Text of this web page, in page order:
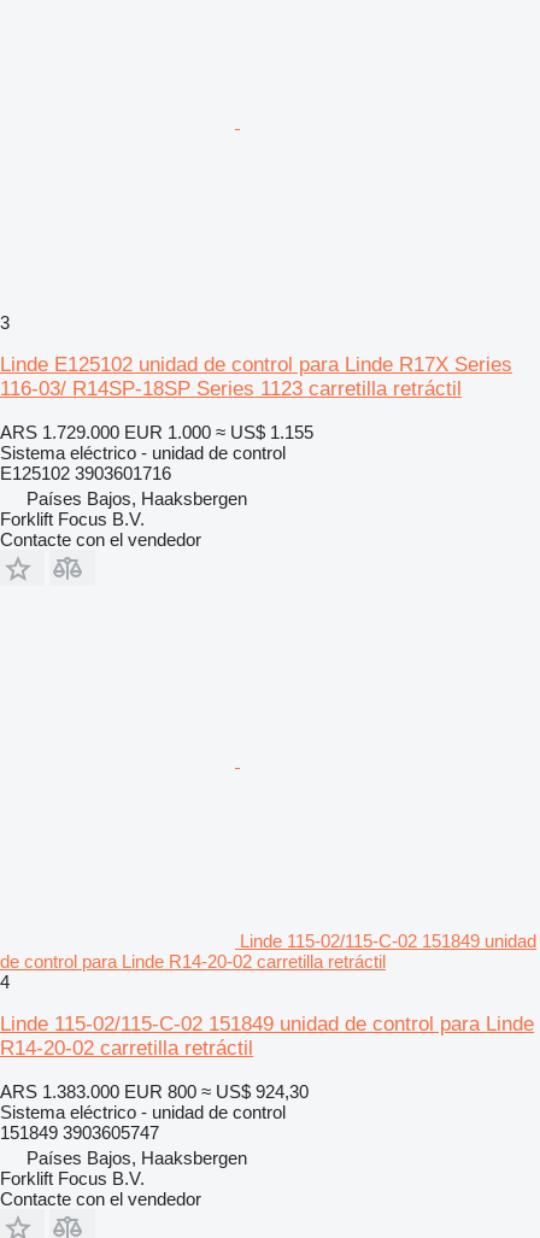
3
Linde E125102 unidad de control para Linde R17X Series
116-03/ R14SP-18SP Series 1123 carretilla retráctil
ARS 1.729.000 EUR 1.000 ≈ US$ 1.155
Sistema eléctrico - unidad de control
E125102 3903601716
Países Bajos, Haaksbergen
Forklift Focus B.V.
Contacte con el vendedor
Linde 115-02/115-C-02 151849 unidad
de control para Linde R14-20-02 carretilla retráctil
4
Linde 115-02/115-C-02 151849 unidad de control para Linde
R14-20-02 carretilla retráctil
ARS 1.383.000 EUR 800 ≈ US$ 924,30
Sistema eléctrico - unidad de control
151849 3903605747
Países Bajos, Haaksbergen
Forklift Focus B.V.
Contacte con el vendedor